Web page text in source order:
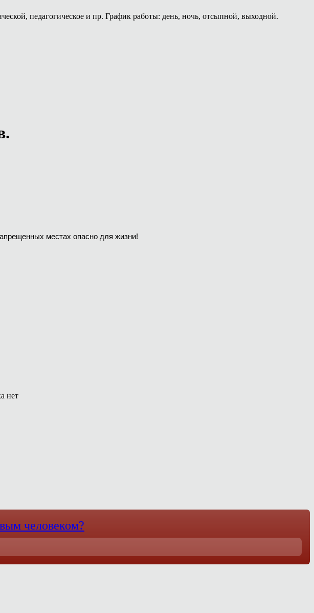
педагогическое и пр. График работы: день, ночь, отсыпной, выходной.
местах опасно для жизни!
нет
человеком?